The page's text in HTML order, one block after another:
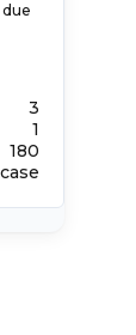
3
1
180